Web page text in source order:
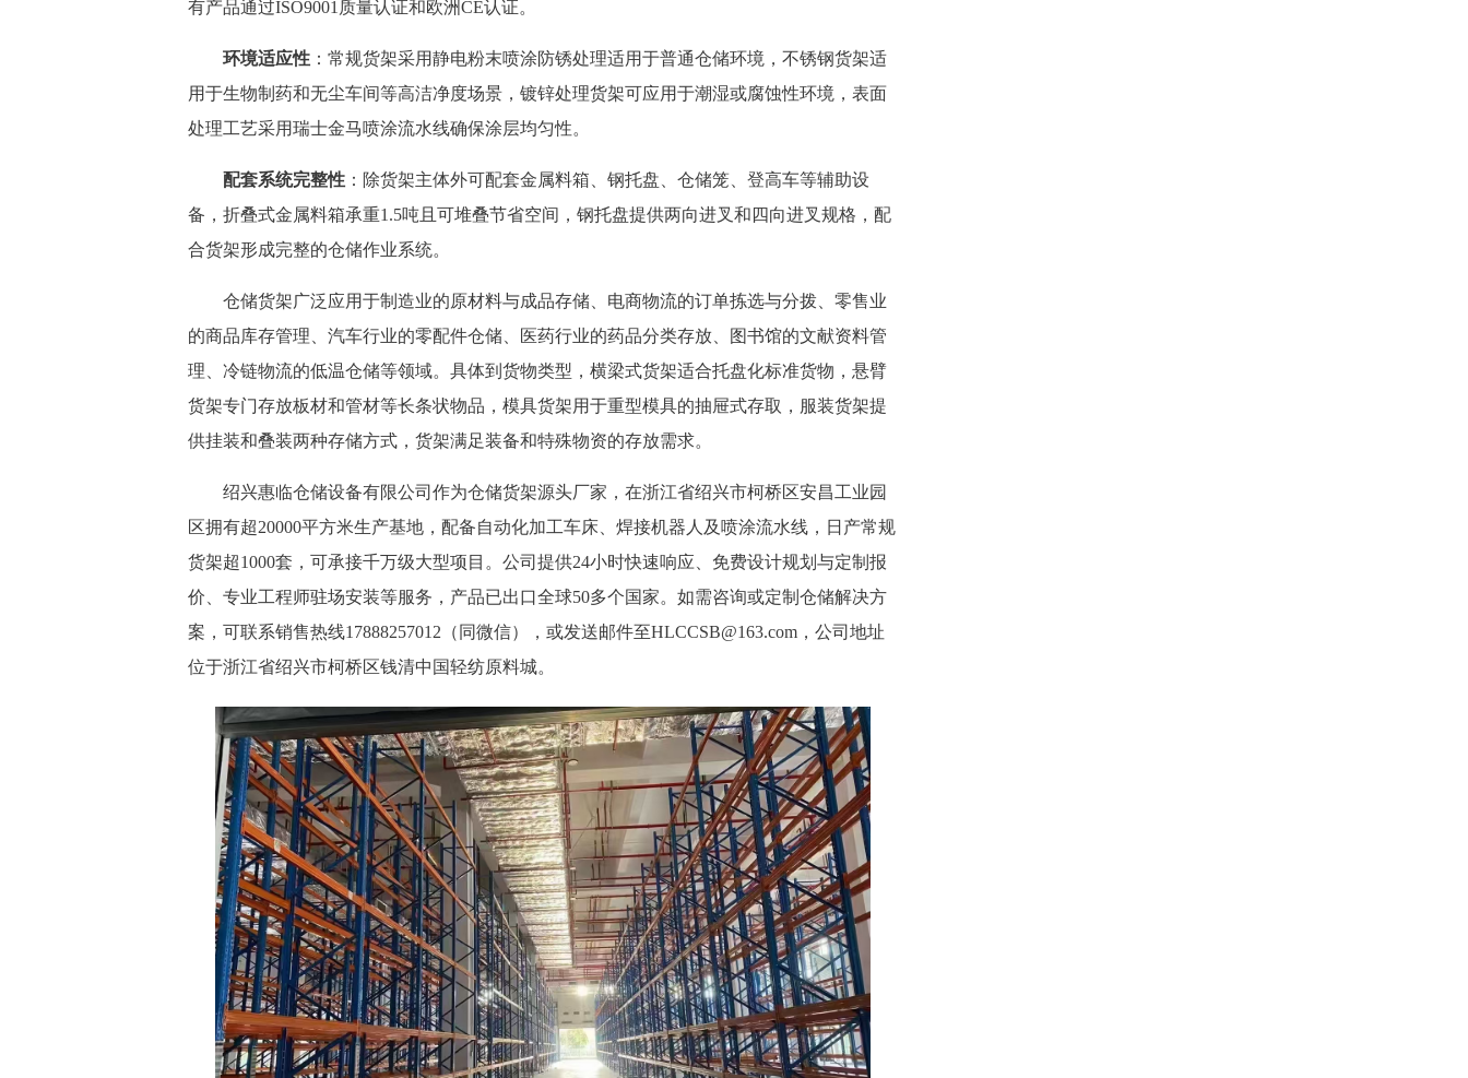
有产品通过ISO9001质量认证和欧洲CE认证。
环境适应性 ：常规货架采用静电粉末喷涂防锈处理适用于普通仓储环境，不锈钢货架适
用于生物制药和无尘车间等高洁净度场景，镀锌处理货架可应用于潮湿或腐蚀性环境，表面
处理工艺采用瑞士金马喷涂流水线确保涂层均匀性。
配套系统完整性 ：除货架主体外可配套金属料箱、钢托盘、仓储笼、登高车等辅助设
备，折叠式金属料箱承重1.5吨且可堆叠节省空间，钢托盘提供两向进叉和四向进叉规格，配
合货架形成完整的仓储作业系统。
仓储货架广泛应用于制造业的原材料与成品存储、电商物流的订单拣选与分拨、零售业
的商品库存管理、汽车行业的零配件仓储、医药行业的药品分类存放、图书馆的文献资料管
理、冷链物流的低温仓储等领域。具体到货物类型，横梁式货架适合托盘化标准货物，悬臂
货架专门存放板材和管材等长条状物品，模具货架用于重型模具的抽屉式存取，服装货架提
供挂装和叠装两种存储方式，货架满足装备和特殊物资的存放需求。
绍兴惠临仓储设备有限公司作为仓储货架源头厂家，在浙江省绍兴市柯桥区安昌工业园
区拥有超20000平方米生产基地，配备自动化加工车床、焊接机器人及喷涂流水线，日产常规
货架超1000套，可承接千万级大型项目。公司提供24小时快速响应、免费设计规划与定制报
价、专业工程师驻场安装等服务，产品已出口全球50多个国家。如需咨询或定制仓储解决方
案，可联系销售热线17888257012（同微信），或发送邮件至HLCCSB@163.com，公司地址
位于浙江省绍兴市柯桥区钱清中国轻纺原料城。